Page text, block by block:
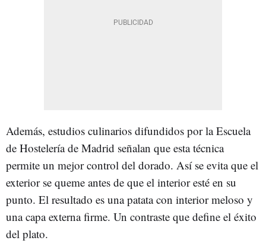
Además, estudios culinarios difundidos por la Escuela
de Hostelería de Madrid señalan que esta técnica
permite un mejor control del dorado. Así se evita que el
exterior se queme antes de que el interior esté en su
punto. El resultado es una patata con interior meloso y
una capa externa firme. Un contraste que define el éxito
del plato.